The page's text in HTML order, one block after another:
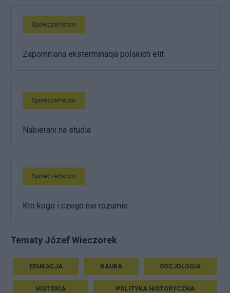
Społeczeństwo
Zapomniana eksterminacja polskich elit
Społeczeństwo
Nabierani na studia
Społeczeństwo
Kto kogo i czego nie rozumie
Tematy Józef Wieczorek
EDUKACJA NAUKA SOCJOLOGIA
HISTORIA POLITYKA HISTORYCZNA